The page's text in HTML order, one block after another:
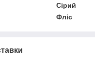
Сірий
Фліс